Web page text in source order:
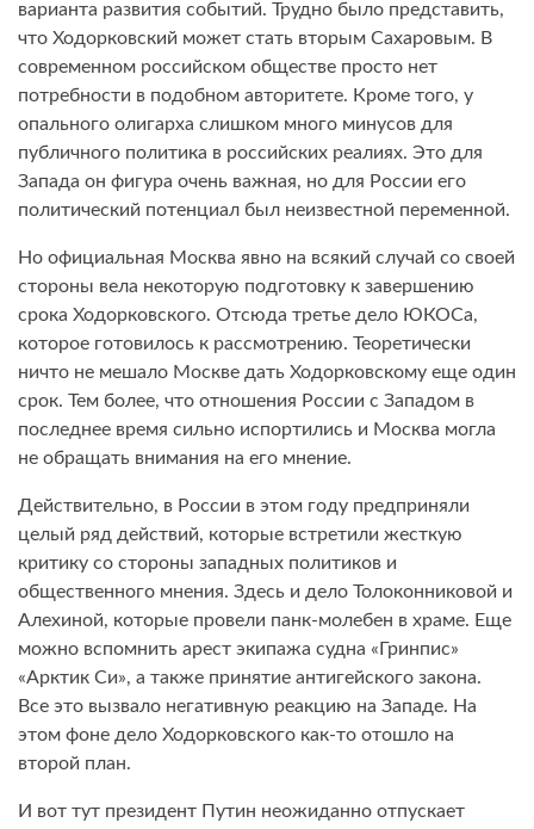
варианта развития событий. Трудно было представить,
что Ходорковский может стать вторым Сахаровым. В
современном российском обществе просто нет
потребности в подобном авторитете. Кроме того, у
опального олигарха слишком много минусов для
публичного политика в российских реалиях. Это для
Запада он фигура очень важная, но для России его
политический потенциал был неизвестной переменной.
Но официальная Москва явно на всякий случай со своей
стороны вела некоторую подготовку к завершению
срока Ходорковского. Отсюда третье дело ЮКОСа,
которое готовилось к рассмотрению. Теоретически
ничто не мешало Москве дать Ходорковскому еще один
срок. Тем более, что отношения России с Западом в
последнее время сильно испортились и Москва могла
не обращать внимания на его мнение.
Действительно, в России в этом году предприняли
целый ряд действий, которые встретили жесткую
критику со стороны западных политиков и
общественного мнения. Здесь и дело Толоконниковой и
Алехиной, которые провели панк-молебен в храме. Еще
можно вспомнить арест экипажа судна «Гринпис»
«Арктик Си», а также принятие антигейского закона.
Все это вызвало негативную реакцию на Западе. На
этом фоне дело Ходорковского как-то отошло на
второй план.
И вот тут президент Путин неожиданно отпускает